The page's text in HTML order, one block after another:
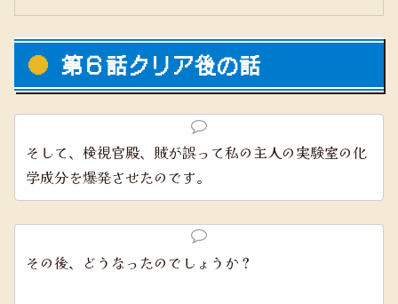
第６話クリア後の話
そして、検視官殿、賊が誤って私の主人の実験室の化
学成分を爆発させたのです。
その後、どうなったのでしょうか？